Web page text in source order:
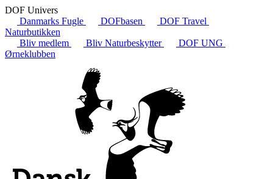
DOF Univers
Danmarks Fugle
DOFbasen
DOF Travel
Naturbutikken
Bliv medlem
Bliv Naturbeskytter
DOF UNG
Ørneklubben